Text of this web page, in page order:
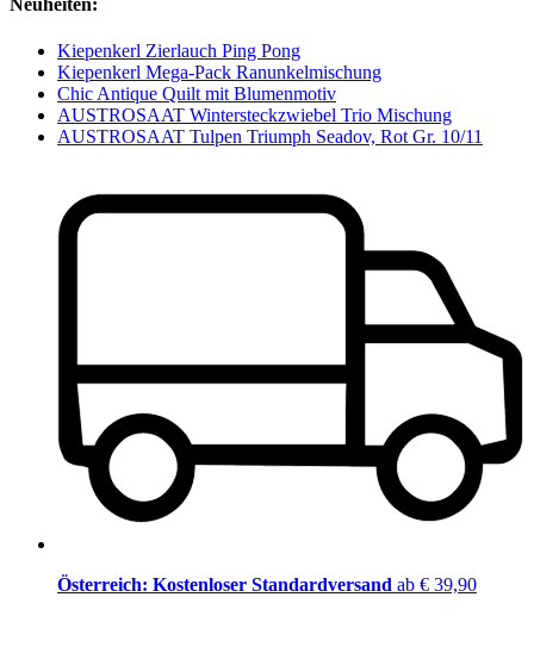
Neuheiten:
Kiepenkerl Zierlauch Ping Pong
Kiepenkerl Mega-Pack Ranunkelmischung
Chic Antique Quilt mit Blumenmotiv
AUSTROSAAT Wintersteckzwiebel Trio Mischung
AUSTROSAAT Tulpen Triumph Seadov, Rot Gr. 10/11
Österreich: Kostenloser Standardversand ab € 39,90